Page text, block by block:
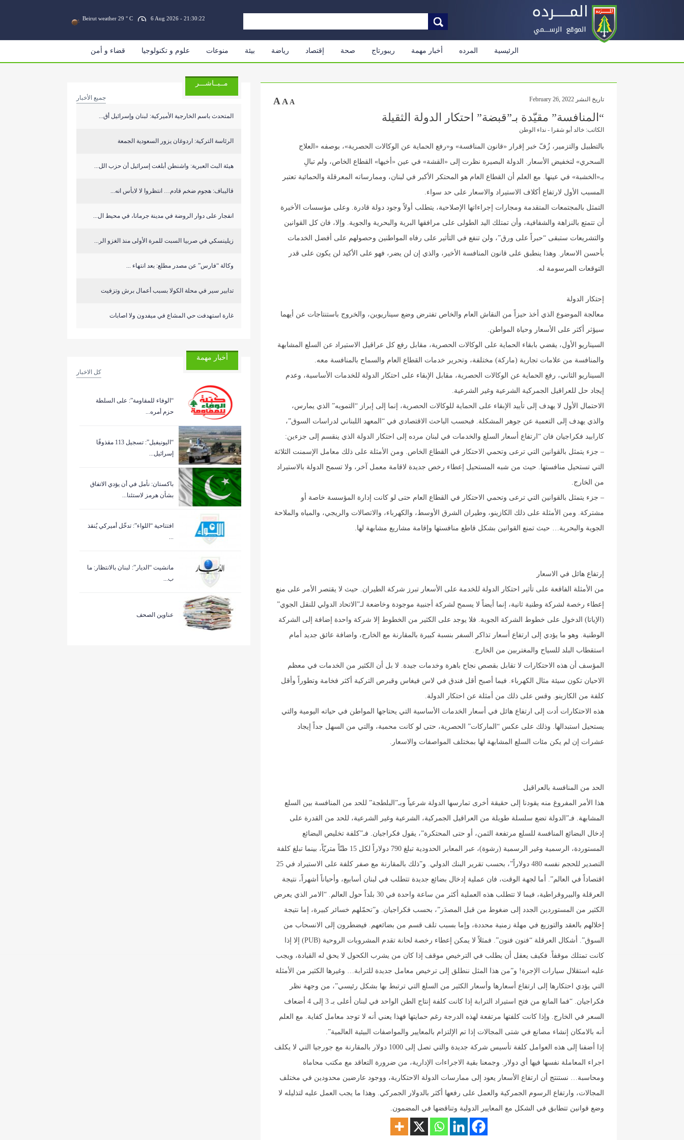
Beirut weather 29 ° C 6 Aug 2026 - 21:30:22
الرئيسية المرده أخبار مهمة ريبورتاج صحة إقتصاد رياضة بيئة منوعات علوم و تكنولوجيا قضاء و أمن
تاريخ النشر February 26, 2022 A A A
“المنافسة” مقيّدة بـ”قبضة” احتكار الدولة الثقيلة
الكاتب: خالد أبو شقرا - نداء الوطن
بالتطبيل والتزمير، زُفّ خبر إقرار «قانون المنافسة» و«رفع الحماية عن الوكالات الحصرية»، بوصفه «العلاج
السحري» لتخفيض الأسعار. الدولة البصيرة نظرت إلى «القشة» في عين «أخيها» القطاع الخاص، ولم تبالِ
بـ«الخشبة» في عينها. مع العلم أن القطاع العام هو المحتكر الأكبر في لبنان، وممارساته المعرقلة والحمائية تعتبر
المسبب الأول لارتفاع أكلاف الاستيراد والاسعار على حد سواء.
التمثل بالمجتمعات المتقدمة ومجارات إجراءاتها الإصلاحية، يتطلب أولاً وجود دولة قادرة. وعلى مؤسسات الأخيرة
أن تتمتع بالنزاهة والشفافية، وأن تمتلك اليد الطولى على مرافقها البرية والبحرية والجوية. وإلا، فان كل القوانين
والتشريعات ستبقى “حبراً على ورق”، ولن تنفع في التأثير على رفاه المواطنين وحصولهم على أفضل الخدمات
بأحسن الاسعار. وهذا ينطبق على قانون المنافسة الأخير، والذي إن لن يضر، فهو على الأكيد لن يكون على قدر
التوقعات المرسومة له.
إحتكار الدولة
معالجة الموضوع الذي أخذ حيزاً من النقاش العام والخاص تفترض وضع سيناريوين، والخروج باستنتاجات عن أيهما
سيؤثر أكثر على الأسعار وحياة المواطن.
السيناريو الأول، يقضي بابقاء الحماية على الوكالات الحصرية، مقابل رفع كل عراقيل الاستيراد عن السلع المشابهة
والمنافسة من علامات تجارية (ماركة) مختلفة، وتحرير خدمات القطاع العام والسماح بالمنافسة معه.
السيناريو الثاني، رفع الحماية عن الوكالات الحصرية، مقابل الإبقاء على احتكار الدولة للخدمات الأساسية، وعدم
إيجاد حل للعراقيل الجمركية الشرعية وغير الشرعية.
الاحتمال الأول لا يهدف إلى تأييد الإبقاء على الحماية للوكالات الحصرية، إنما إلى إبراز “التمويه” الذي يمارس،
والذي يهدف إلى التعمية عن جوهر المشكلة. فبحسب الباحث الاقتصادي في “المعهد اللبناني لدراسات السوق”،
كارابيد فكراجيان فان “ارتفاع أسعار السلع والخدمات في لبنان مرده إلى احتكار الدولة الذي ينقسم إلى جزءين:
– جزء يتمثل بالقوانين التي ترعى وتحمي الاحتكار في القطاع الخاص. ومن الأمثلة على ذلك معامل الإسمنت الثلاثة
التي تستحيل منافستها. حيث من شبه المستحيل إعطاء رخص جديدة لاقامة معمل آخر، ولا تسمح الدولة بالاستيراد
من الخارج.
– جزء يتمثل بالقوانين التي ترعى وتحمي الاحتكار في القطاع العام حتى لو كانت إدارة المؤسسة خاصة أو
مشتركة. ومن الأمثلة على ذلك الكازينو، وطيران الشرق الأوسط، والكهرباء، والاتصالات والريجي، والمياه والملاحة
الجوية والبحرية… حيث تمنع القوانين بشكل قاطع منافستها وإقامة مشاريع مشابهة لها.
إرتفاع هائل في الاسعار
من الأمثلة الفاقعة على تأثير احتكار الدولة للخدمة على الأسعار تبرز شركة الطيران. حيث لا يقتصر الأمر على منع
إعطاء رخصة لشركة وطنية ثانية، إنما أيضاً لا يسمح لشركة أجنبية موجودة وخاضعة لـ”الاتحاد الدولي للنقل الجوي”
(الإياتا) الدخول على خطوط الشركة الجوية. فلا يوجد على الكثير من الخطوط إلا شركة واحدة إضافة إلى الشركة
الوطنية. وهو ما يؤدي إلى ارتفاع أسعار تذاكر السفر بنسبة كبيرة بالمقارنة مع الخارج، واضافة عائق جديد أمام
استقطاب البلد للسياح والمغتربين من الخارج.
المؤسف أن هذه الاحتكارات لا تقابل بقصص نجاح باهرة وخدمات جيدة. لا بل أن الكثير من الخدمات في معظم
الاحيان تكون سيئة مثال الكهرباء. فيما أصبح أقل فندق في لاس فيغاس وقبرص التركية أكثر فخامة وتطوراً وأقل
كلفة من الكازينو. وقس على ذلك من أمثلة عن احتكار الدولة.
هذه الاحتكارات أدت إلى ارتفاع هائل في أسعار الخدمات الأساسية التي يحتاجها المواطن في حياته اليومية والتي
يستحيل استبدالها. وذلك على عكس “الماركات” الحصرية، حتى لو كانت محمية، والتي من السهل جداً إيجاد
عشرات إن لم يكن مئات السلع المشابهة لها بمختلف المواصفات والاسعار.
الحد من المنافسة بالعراقيل
هذا الأمر المفروغ منه يقودنا إلى حقيقة أخرى تمارسها الدولة شرعياً وبـ”البلطجة” للحد من المنافسة بين السلع
المشابهة. فـ”الدولة تضع سلسلة طويلة من العراقيل الجمركية، الشرعية وغير الشرعية، للحد من القدرة على
إدخال البضائع المنافسة للسلع مرتفعة الثمن، أو حتى المحتكرة”، يقول فكراجيان. فـ”كلفة تخليص البضائع
المستوردة، الرسمية وغير الرسمية (رشوة)، عبر المعابر الحدودية تبلغ 790 دولاراً لكل 15 طنّاً متريّاً، بينما تبلغ كلفة
التصدير للحجم نفسه 480 دولاراً”، بحسب تقرير البنك الدولي. و”ذلك بالمقارنة مع صفر كلفة على الاستيراد في 25
اقتصاداً في العالم”. أما لجهة الوقت، فان عملية إدخال بضائع جديدة تتطلب في لبنان أسابيع، وأحياناً أشهراً، نتيجة
العرقلة والبيروقراطية، فيما لا تتطلب هذه العملية أكثر من ساعة واحدة في 30 بلداً حول العالم. “الامر الذي يعرض
الكثير من المستوردين الجدد إلى ضغوط من قبل المصدَر”، بحسب فكراجيان. و”تحمّلهم خسائر كبيرة، إما نتيجة
إخلالهم بالعقد والتوزيع في مهلة زمنية محددة، وإما بسبب تلف قسم من بضائعهم. فيضطرون إلى الانسحاب من
السوق”. أشكال العرقلة “فنون فنون”. فمثلاً لا يمكن إعطاء رخصة لحانة تقدم المشروبات الروحية (PUB) إلا إذا
كانت تمتلك موقفاً. فكيف يعقل أن يطلب في الترخيص موقف إذا كان من يشرب الكحول لا يحق له القيادة، ويجب
عليه استقلال سيارات الإجرة! و”من هذا المثل ننطلق إلى ترخيص معامل جديدة للترابة… وغيرها الكثير من الأمثلة
التي يؤدي احتكارها إلى ارتفاع أسعارها وأسعار الكثير من السلع التي ترتبط بها بشكل رئيسي”، من وجهة نظر
فكراجيان. “فما المانع من فتح استيراد الترابة إذا كانت كلفة إنتاج الطن الواحد في لبنان أعلى بـ 3 إلى 4 أضعاف
السعر في الخارج. وإذا كانت كلفتها مرتفعة لهذه الدرجة رغم حمايتها فهذا يعني أنه لا توجد معامل كفاية. مع العلم
أنه بالامكان إنشاء مصانع في شتى المجالات إذا تم الإلتزام بالمعايير والمواصفات البيئية العالمية”.
إذا أضفنا إلى هذه العوامل كلفة تأسيس شركة جديدة والتي تصل إلى 1000 دولار بالمقارنة مع جورجيا التي لا يكلف
اجراء المعاملة نفسها فيها أي دولار. وجمعنا بقية الاجراءات الإدارية، من ضرورة التعاقد مع مكتب محاماة
ومحاسبة… نستنتج أن ارتفاع الأسعار يعود إلى ممارسات الدولة الاحتكارية، ووجود عارضين محدودين في مختلف
المجالات، وارتفاع الرسوم الجمركية والعمل على رفعها أكثر بالدولار الجمركي. وهذا ما يجب العمل عليه لتذليله لا
وضع قوانين تتطابق في الشكل مع المعايير الدولية وتناقضها في المضمون.
مــبــاشـــر
جميع الأخبار
المتحدث باسم الخارجية الأميركية: لبنان وإسرائيل أق...
الرئاسة التركية: اردوغان يزور السعودية الجمعة
هيئة البث العبرية: واشنطن أبلغت إسرائيل أن حزب الل...
قاليباف: هجوم ضخم قادم… انتظروا لا لابأس انه...
انفجار على دوار الروضة في مدينة جرمانا، في محيط ال...
زيلينسكي في صربيا السبت للمرة الأولى منذ الغزو الر...
وكالة “فارس” عن مصدر مطلع: بعد انتهاء ...
تدابير سير في محلة الكولا بسبب أعمال برش وتزفيت
غارة استهدفت حي المشاع في ميفدون ولا اصابات
أخبار مهمة
كل الاخبار
“الوفاء للمقاومة”: على السلطة
حزم أمره...
“اليونيفيل”: تسجيل 113 مقذوفًا
إسرائيل...
باكستان: نأمل في أن يؤدي الاتفاق
بشأن هرمز لاستئنا...
افتتاحية “اللواء”: تدخّل أميركي يُنقذ
...
مانشيت “الديار”: لبنان بالانتظار: ما
ب...
عناوين الصحف